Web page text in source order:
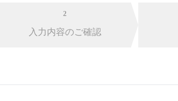
2
入力内容のご確認